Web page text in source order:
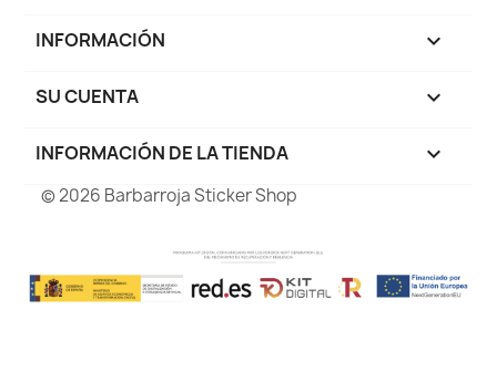
INFORMACIÓN 
SU CUENTA 
INFORMACIÓN DE LA TIENDA keyboard_arrow_down
© 2026 Barbarroja Sticker Shop